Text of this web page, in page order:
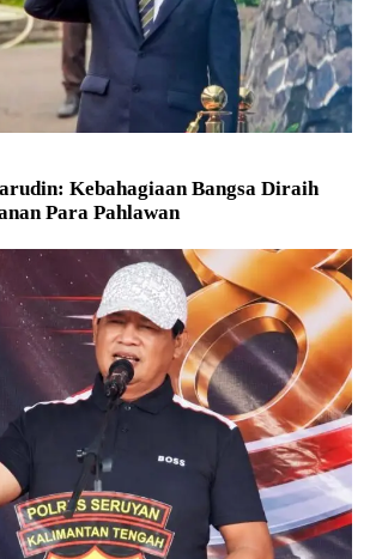
Kebahagiaan Bangsa Diraih
Para Pahlawan